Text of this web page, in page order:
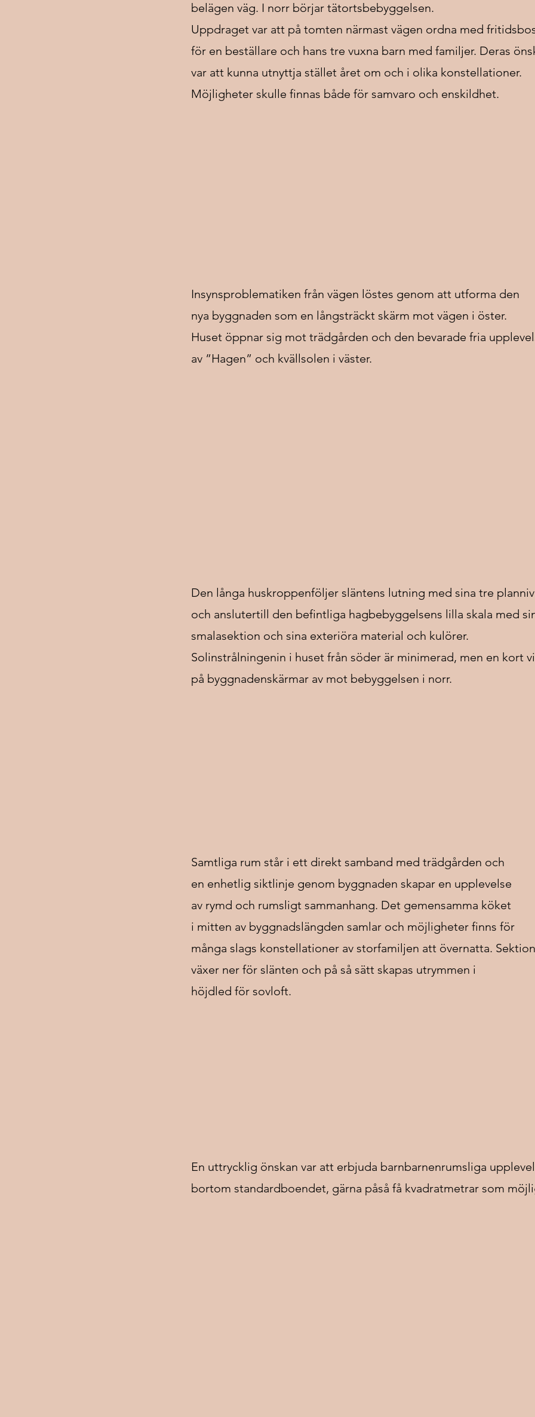
belägen väg. I norr börjar tätortsbebyggelsen.
Uppdraget var att på tomten närmast vägen ordna med
för en beställare och hans tre vuxna barn med familjer. Deras
var att kunna utnyttja stället året om och i olika konstellationer.
Möjligheter skulle finnas både för samvaro och enskildhet.
Insynsproblematiken från vägen löstes genom att utforma den
nya byggnaden som en långsträckt skärm mot vägen i öster.
Huset öppnar sig mot trädgården och den bevarade fria
av ”Hagen” och kvällsolen i väster.
Den långa huskroppenföljer släntens lutning med sina tre
och anslutertill den befintliga hagbebyggelsens lilla skala med
smalasektion och sina exteriöra material och kulörer.
Solinstrålningenin i huset från söder är minimerad, men en kort
på byggnadenskärmar av mot bebyggelsen i norr.
Samtliga rum står i ett direkt samband med trädgården och
en enhetlig siktlinje genom byggnaden skapar en upplevelse
av rymd och rumsligt sammanhang. Det gemensamma köket
i mitten av byggnadslängden samlar och möjligheter finns för
många slags konstellationer av storfamiljen att övernatta.
växer ner för slänten och på så sätt skapas utrymmen i
höjdled för sovloft.
En uttrycklig önskan var att erbjuda barnbarnenrumsliga
bortom standardboendet, gärna påså få kvadratmetrar som